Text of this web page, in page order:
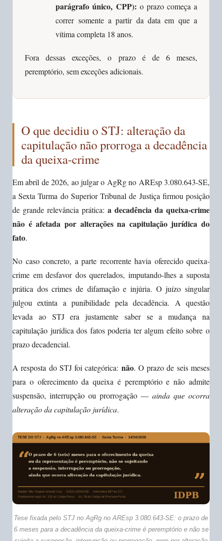
parágrafo único, CPP): o prazo começa a
correr somente a partir da data em que a
vítima completa 18 anos.
Fora dessas exceções, o prazo é de 6 meses,
peremptório, sem exceções adicionais.
O que decidiu o STJ: alteração da
capitulação não prorroga a decadência
da queixa-crime
Em abril de 2026, ao julgar o AgRg no AREsp 3.080.643-SE,
a Sexta Turma do Superior Tribunal de Justiça firmou posição
de grande relevância prática: a decadência da queixa-crime
não é afetada por alterações na capitulação jurídica do
fato.
No caso concreto, a parte recorrente havia oferecido queixa-
crime em desfavor dos querelados, imputando-lhes a suposta
prática dos crimes de difamação e injúria. O juízo singular
julgou extinta a punibilidade pela decadência. A questão
levada ao STJ era justamente saber se a mudança na
capitulação jurídica dos fatos poderia ter algum efeito sobre o
prazo decadencial.
A resposta do STJ foi categórica: não. O prazo de seis meses
para o oferecimento da queixa é peremptório e não admite
suspensão, interrupção ou prorrogação — ainda que ocorra
alteração da capitulação jurídica.
Tese fixada pelo STJ no AgRg no AREsp 3.080.643-SE: o prazo de
6 meses para a decadência da queixa-crime é peremptório e não se